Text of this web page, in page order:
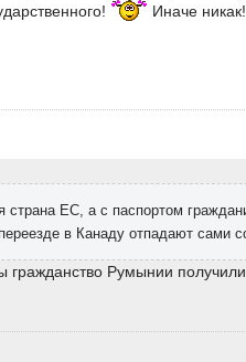
Иначе
ЕС, а с паспортом
в Канаду отпадают сами
гражданство Румынии